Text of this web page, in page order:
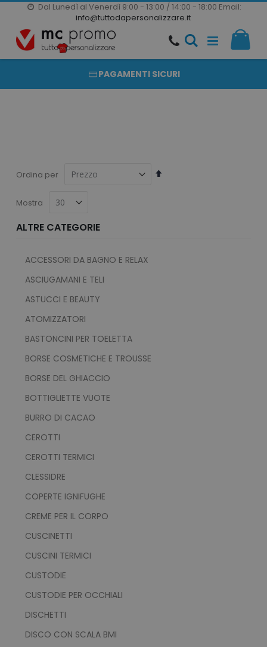
Dal Lunedì al Venerdì 9:00 - 13:00 / 14:00 - 18:00 Email:
info@tuttodapersonalizzare.it
Salta
al
contenuto
20000 PRODOTTI
PRODOTTI COMPLETAMENTE PERSONALIZZABILI
PAGAMENTI SICURI
Ordina per
Mostra
ALTRE CATEGORIE
ACCESSORI DA BAGNO E RELAX
ASCIUGAMANI E TELI
ASTUCCI E BEAUTY
ATOMIZZATORI
BASTONCINI PER TOELETTA
BORSE COSMETICHE E TROUSSE
BORSE DEL GHIACCIO
BOTTIGLIETTE VUOTE
BURRO DI CACAO
CEROTTI
CEROTTI TERMICI
CLESSIDRE
COPERTE IGNIFUGHE
CREME PER IL CORPO
CUSCINETTI
CUSCINI TERMICI
CUSTODIE
CUSTODIE PER OCCHIALI
DISCHETTI
DISCO CON SCALA BMI